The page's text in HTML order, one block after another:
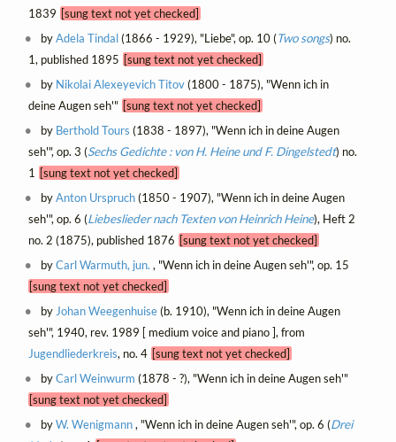
1839 [sung text not yet checked]
byAdela Tindal(1866 - 1929), "Liebe", op. 10 (Two songs) no.
1, published 1895 [sung text not yet checked]
by Nikolai Alexeyevich Titov(1800 - 1875), "Wenn ich in
deine Augen seh'" [sung text not yet checked]
by Berthold Tours (1838 - 1897), "Wenn ich in deine Augen
seh'", op. 3 (Sechs Gedichte : von H. Heine und F. Dingelstedt) no.
1
[sung text not yet checked]
byAnton Urspruch(1850 - 1907), "Wenn ich in deine Augen
seh'", op. 6 (Liebeslieder nach Texten von Heinrich Heine), Heft 2
no. 2 (1875), published 1876 [sung text not yet checked]
byCarl Warmuth, jun. , "Wenn ich in deine Augen seh'", op. 15
[sung text not yet checked]
by Johan Weegenhuise(b. 1910), "Wenn ich in deine Augen
seh'", 1940, rev. 1989 [ medium voice and piano ], from
Jugendliederkreis, no. 4 [sung text not yet checked]
byCarl Weinwurm (1878 - ?), "Wenn ich in deine Augen seh'"
[sung text not yet checked]
byW. Wenigmann, "Wenn ich in deine Augen seh'", op. 6 (Drei